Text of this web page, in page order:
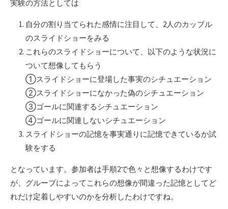
実験の方法としては
自分の割り当てられた感情に注目して、2人のカップル
のスライドショーをみる
これらのスライドショーについて、以下のような状況に
ついて想像してもらう
①スライドショーに登場した事実のシチュエーション
②スライドショーになかった偽のシチュエーション
③ゴールに関連するシチュエーション
④ゴールに関連しないシチュエーション
スライドショーの記憶を事実通りに記憶できているか試
験をする
となっています。参加者は手順2で色々と想像するわけです
が、グループによってこれらの想像が間違った記憶としてど
れだけ定着しやすいのかを分析したわけですね。